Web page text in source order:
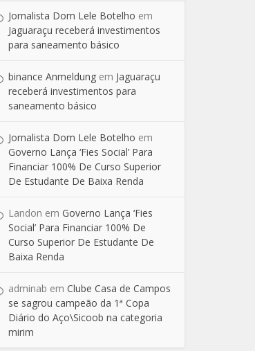
Jornalista Dom Lele Botelho em
Jaguaraçu receberá investimentos
para saneamento básico
binance Anmeldung em Jaguaraçu
receberá investimentos para
saneamento básico
Jornalista Dom Lele Botelho em
Governo Lança ‘Fies Social’ Para
Financiar 100% De Curso Superior
De Estudante De Baixa Renda
Landon em Governo Lança ‘Fies
Social’ Para Financiar 100% De
Curso Superior De Estudante De
Baixa Renda
adminab em Clube Casa de Campos
se sagrou campeão da 1ª Copa
Diário do Aço\Sicoob na categoria
mirim